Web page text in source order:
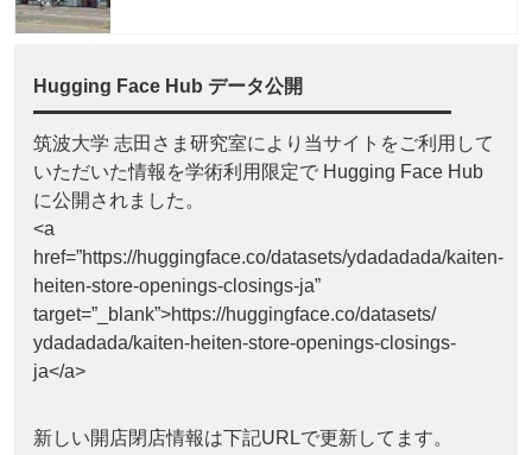
Hugging Face Hub データ公開
筑波大学 志田さま研究室により当サイトをご利用して
いただいた情報を学術利用限定で Hugging Face Hub
に公開されました。
<a
href=”https://huggingface.co/datasets/ydadadada/kaiten-
heiten-store-openings-closings-ja”
target=”_blank”>https://huggingface.co/datasets/
ydadadada/kaiten-heiten-store-openings-closings-
ja</a>
新しい開店閉店情報は下記URLで更新してます。